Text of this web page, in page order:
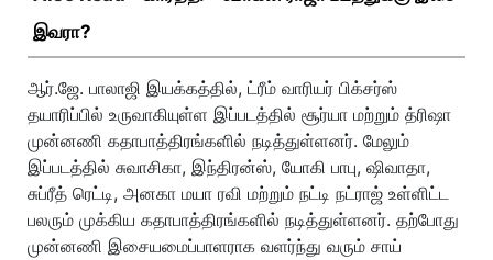
இவரா?
ஆர்.ஜே. பாலாஜி இயக்கத்தில், ட்ரீம் வாரியர் பிக்சர்ஸ்
தயாரிப்பில் உருவாகியுள்ள இப்படத்தில் சூர்யா மற்றும் த்ரிஷா
முன்னணி கதாபாத்திரங்களில் நடித்துள்ளனர். மேலும்
இப்படத்தில் சுவாசிகா, இந்திரன்ஸ், யோகி பாபு, ஷிவாதா,
சுப்ரீத் ரெட்டி, அனகா மயா ரவி மற்றும் நட்டி நட்ராஜ் உள்ளிட்ட
பலரும் முக்கிய கதாபாத்திரங்களில் நடித்துள்ளனர். தற்போது
முன்னணி இசையமைப்பாளராக வளர்ந்து வரும் சாய்